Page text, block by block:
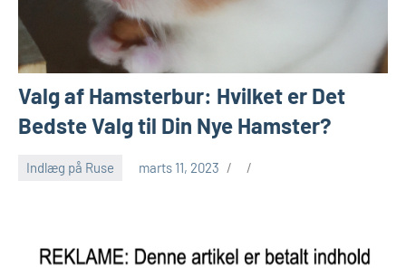
Valg af Hamsterbur: Hvilket er Det
Bedste Valg til Din Nye Hamster?
Indlæg på Ruse marts 11, 2023